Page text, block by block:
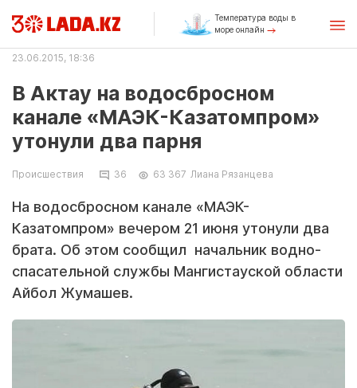
Температура воды в
море онлайн
23.06.2015, 18:36
В Актау на водосбросном
канале «МАЭК-Казатомпром»
утонули два парня
Происшествия 36 63 367 Лиана Рязанцева
На водосбросном канале «МАЭК-
Казатомпром» вечером 21 июня утонули два
брата. Об этом сообщил начальник водно-
спасательной службы Мангистауской области
Айбол Жумашев.